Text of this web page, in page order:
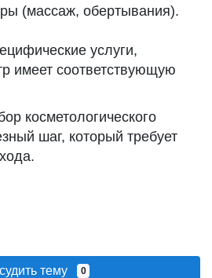
(массаж, обертывания).
услуги,
имеет соответствующую
косметологического
шаг, который требует
тему 0